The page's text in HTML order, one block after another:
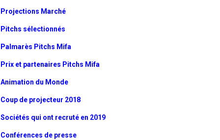
Projections Marché
Pitchs sélectionnés
Palmarès Pitchs Mifa
Prix et partenaires Pitchs Mifa
Animation du Monde
Coup de projecteur 2018
Sociétés qui ont recruté en 2019
Conférences de presse